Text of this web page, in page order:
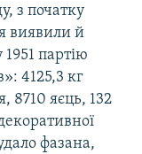
з початку
виявили й
партію
4125,3 кг
8710 яєць, 132
фазана,